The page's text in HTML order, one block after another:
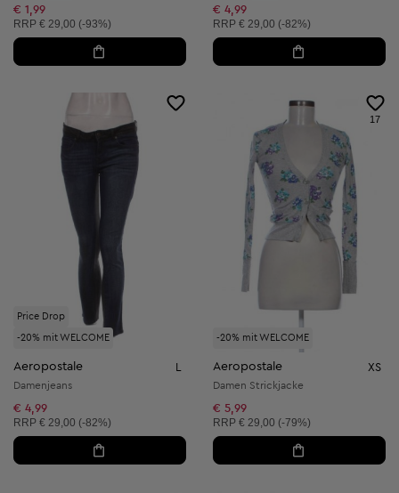
Reduzierter Preis:
€ 1,99
Unverbindliche Preisempfehlung:
RRP € 29,00 (-93%)
Reduzierter Preis:
€ 4,99
Unverbindliche Preisempfehlung:
RRP € 29,00 (-82%)
Price Drop
-20% mit WELCOME
Aeropostale
Damenjeans
€ 4,99
Unverbindliche Preisempfehlung:
RRP € 29,00 (-82%)
-20% mit WELCOME
17
Aeropostale XS
Damen Strickjacke
€ 5,99
Unverbindliche Preisempfehlung:
RRP € 29,00 (-79%)